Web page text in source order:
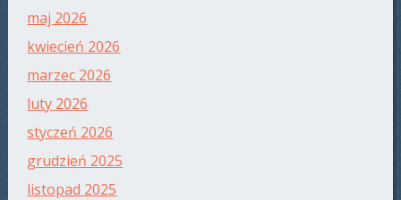
maj 2026
kwiecień 2026
marzec 2026
luty 2026
styczeń 2026
grudzień 2025
listopad 2025